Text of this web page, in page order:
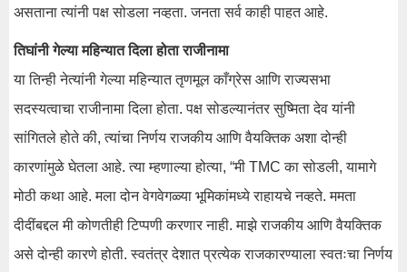
असताना त्यांनी पक्ष सोडला नव्हता. जनता सर्व काही पाहत आहे.
तिघांनी गेल्या महिन्यात दिला होता राजीनामा
या तिन्ही नेत्यांनी गेल्या महिन्यात तृणमूल काँग्रेस आणि राज्यसभा
सदस्यत्वाचा राजीनामा दिला होता. पक्ष सोडल्यानंतर सुष्मिता देव यांनी
सांगितले होते की, त्यांचा निर्णय राजकीय आणि वैयक्तिक अशा दोन्ही
कारणांमुळे घेतला आहे. त्या म्हणाल्या होत्या, “मी TMC का सोडली, यामागे
मोठी कथा आहे. मला दोन वेगवेगळ्या भूमिकांमध्ये राहायचे नव्हते. ममता
दीदींबद्दल मी कोणतीही टिप्पणी करणार नाही. माझे राजकीय आणि वैयक्तिक
असे दोन्ही कारणे होती. स्वतंत्र देशात प्रत्येक राजकारण्याला स्वतःचा निर्णय